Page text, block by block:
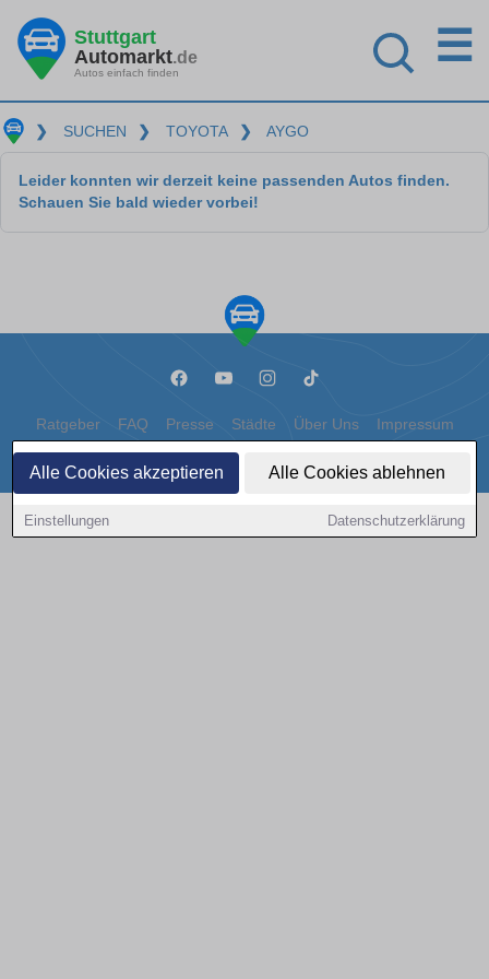
Alle Cookies akzeptieren Alle Cookies ablehnen
Einstellungen Datenschutzerklärung
Stuttgart
Automarkt.de
Autos einfach finden
☰
❯ SUCHEN ❯ TOYOTA ❯ AYGO
Leider konnten wir derzeit keine passenden Autos finden.
Schauen Sie bald wieder vorbei!
Ratgeber FAQ Presse Städte Über Uns Impressum
Datenschutz Cookies
Copyright © 2000 - 2026 | 1A Infosysteme GmbH | Content by: 1a-sites-autos